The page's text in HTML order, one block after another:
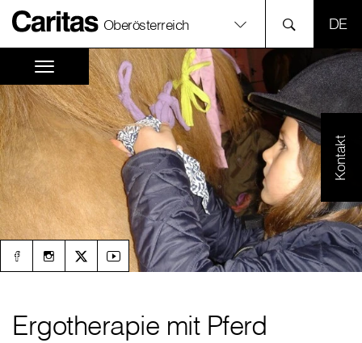
Oberösterreich
Kontakt
Ergotherapie mit Pferd